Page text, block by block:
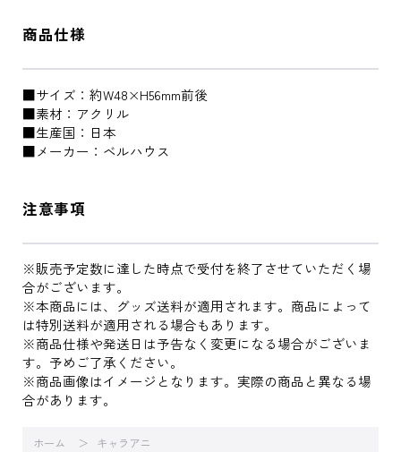
商品仕様
■サイズ：約W48×H56mm前後
■素材：アクリル
■生産国：日本
■メーカー：ベルハウス
注意事項
※販売予定数に達した時点で受付を終了させていただく場
合がございます。
※本商品には、グッズ送料が適用されます。商品によって
は特別送料が適用される場合もあります。
※商品仕様や発送日は予告なく変更になる場合がございま
す。予めご了承ください。
※商品画像はイメージとなります。実際の商品と異なる場
合があります。
ホーム キャラアニ